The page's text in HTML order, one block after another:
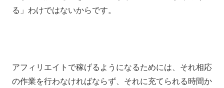
る」わけではないからです。
アフィリエイトで稼げるようになるためには、それ相応
の作業を行わなければならず、それに充てられる時間か